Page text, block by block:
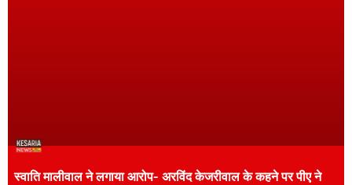
स्वाति मालीवाल ने लगाया आरोप- अरविंद केजरीवाल के कहने पर पीए ने